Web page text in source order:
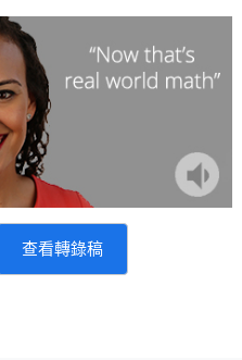
查看轉錄稿